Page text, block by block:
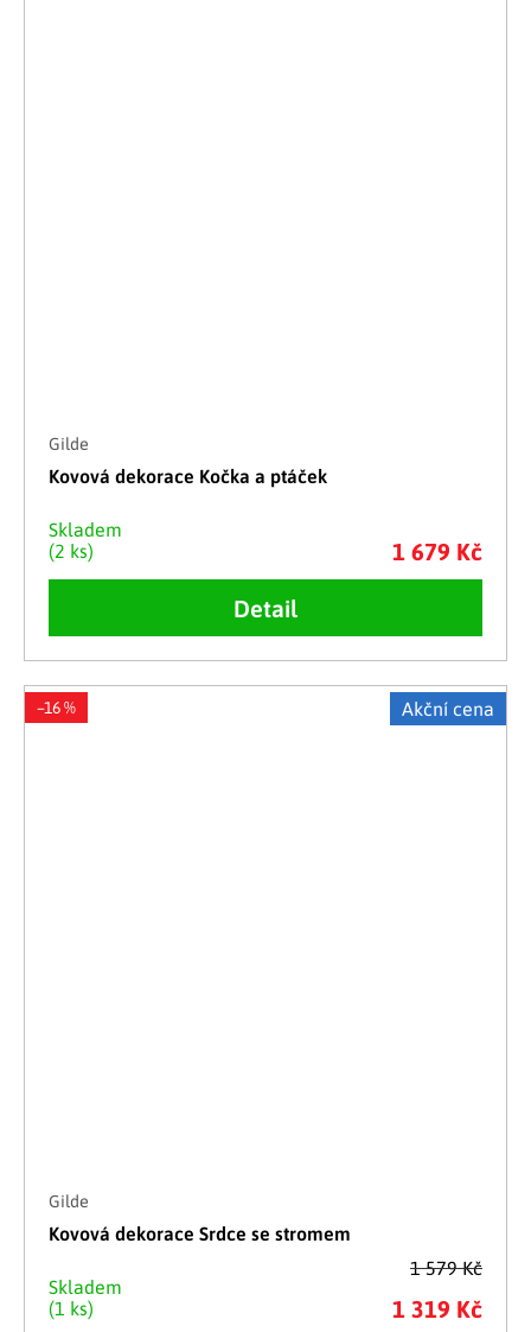
Gilde
Kovová dekorace Kočka a ptáček
Skladem
(2 ks)
1 679 Kč
Detail
Akční cena
1 579 Kč
–16 %
Gilde
Kovová dekorace Srdce se stromem
Skladem
(1 ks)
1 319 Kč